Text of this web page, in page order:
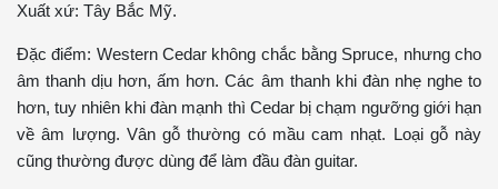
Xuất xứ: Tây Bắc Mỹ.
Đặc điểm: Western Cedar không chắc bằng Spruce, nhưng cho
âm thanh dịu hơn, ấm hơn. Các âm thanh khi đàn nhẹ nghe to
hơn, tuy nhiên khi đàn mạnh thì Cedar bị chạm ngưỡng giới hạn
về âm lượng. Vân gỗ thường có mầu cam nhạt. Loại gỗ này
cũng thường được dùng để làm đầu đàn guitar.